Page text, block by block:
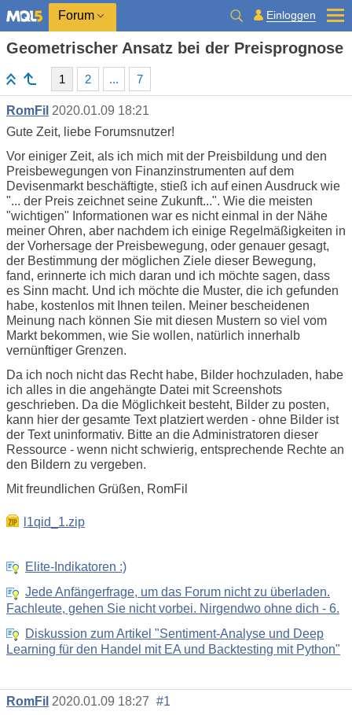
Forum Einloggen
Geometrischer Ansatz bei der Preisprognose
1 2 ... 7
RomFil 2020.01.09 18:21
Gute Zeit, liebe Forumsnutzer!
Vor einiger Zeit, als ich mich mit der Preisbildung und den
Preisbewegungen von Finanzinstrumenten auf dem
Devisenmarkt beschäftigte, stieß ich auf einen Ausdruck wie
"... der Preis zeichnet seine Zukunft...". Wie die meisten
"wichtigen" Informationen war es nicht einmal in der Nähe
meiner Ohren, aber nachdem ich einige Regelmäßigkeiten in
der Vorhersage der Preisbewegung, oder genauer gesagt,
der Bestimmung der möglichen Ziele dieser Bewegung,
fand, erinnerte ich mich daran und ich möchte sagen, dass
es Sinn macht. Und ich möchte die Muster, die ich gefunden
habe, kostenlos mit Ihnen teilen. Meiner bescheidenen
Meinung nach können Sie mit diesen Mustern so viel vom
Markt bekommen, wie Sie wollen, natürlich innerhalb
vernünftiger Grenzen.
Da ich noch nicht das Recht habe, Bilder hochzuladen, habe
ich alles in die angehängte Datei mit Screenshots
geschrieben. Da die Möglichkeit besteht, Bilder zu posten,
kann hier der gesamte Text platziert werden - ohne Bilder ist
der Text uninformativ. Bitte an die Administratoren dieser
Ressource - wenn nicht schwierig, entsprechende Rechte an
den Bildern zu vergeben.
Mit freundlichen Grüßen, RomFil
l1qid_1.zip
Elite-Indikatoren :)
Jede Anfängerfrage, um das Forum nicht zu überladen.
Fachleute, gehen Sie nicht vorbei. Nirgendwo ohne dich - 6.
Diskussion zum Artikel "Sentiment-Analyse und Deep
Learning für den Handel mit EA und Backtesting mit Python"
RomFil 2020.01.09 18:27 #1